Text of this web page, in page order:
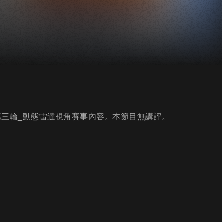
_動態雷達視角賽事內容。本節目無講評。